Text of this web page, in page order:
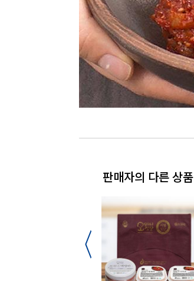
판매자의 다른 상품